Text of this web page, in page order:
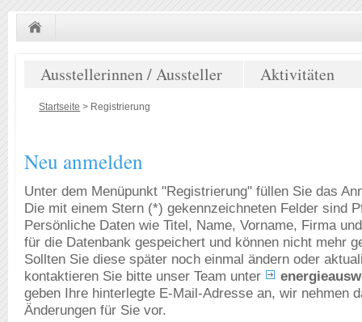
Ausstellerinnen / Aussteller Aktivitäten
Startseite > Registrierung
Neu anmelden
Unter dem Menüpunkt "Registrierung" füllen Sie das
Die mit einem Stern (*) gekennzeichneten Felder sind
Persönliche Daten wie Titel, Name, Vorname, Firma
für die Datenbank gespeichert und können nicht mehr
Sollten Sie diese später noch einmal ändern oder
kontaktieren Sie bitte unser Team unter
geben Ihre hinterlegte E-Mail-Adresse an, wir nehmen
Änderungen für Sie vor.